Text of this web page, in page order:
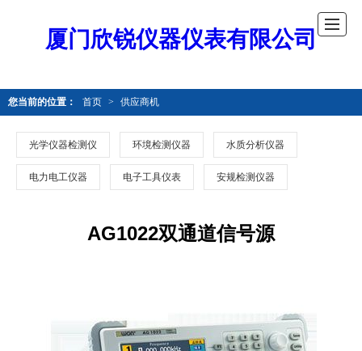
厦门欣锐仪器仪表有限公司
您当前的位置： 首页 > 供应商机
光学仪器检测仪 环境检测仪器 水质分析仪器
电力电工仪器 电子工具仪表 安规检测仪器
AG1022双通道信号源